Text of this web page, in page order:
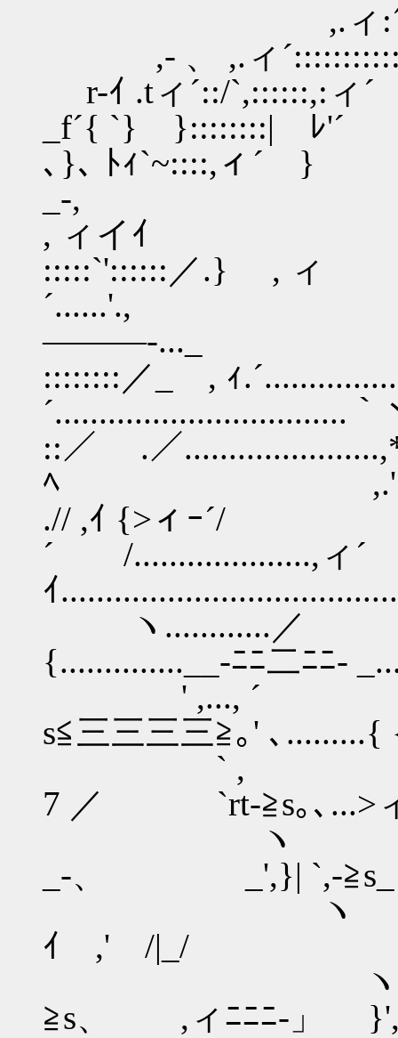
,.ィ
,- 、 ,.ィ
r-ｲ .tィ´::/`,::::::,:ィ´
_f´{ `} }::::::::| ﾚ'´
､}､ ﾄｨ`~::::,ィ´ }
, ィイｲ
:::::`'::::::／.} , ィ
―――-..._ ,
::::::::／_ , ｨ
::／ .／
ﾍ
.// ,ｲ {>ィｰ´/
´ /
ｲ
ヽ............
{..............__-ﾆﾆ二ﾆﾆ-
' ,..., ´ ﾟ､
s≦三三三三≧｡' ､.........{
` , ﾟ, /
7 ／ `rt-≧s｡､...>ィf
ヽ ',
_-、 _',}| `,-≧s_
ヽ _ ﾟ
ｲ ,' /|_/ ´"""'`}
ヽ fフ,
≧s、 ,ィﾆﾆﾆ-」 }',